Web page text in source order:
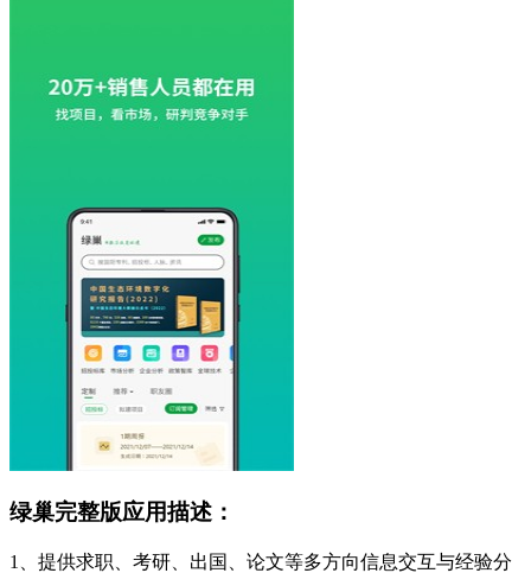
绿巢完整版应用描述：
1、提供求职、考研、出国、论文等多方向信息交互与经验分